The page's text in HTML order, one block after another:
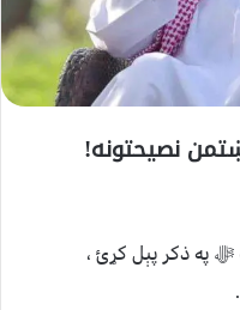
ﷻ په ذکر پېل کړئ ،